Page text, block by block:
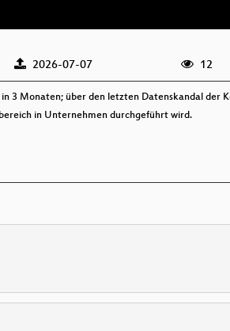
2026-07-07 12
3 Monaten; über den letzten Datenskandal der
in Unternehmen durchgeführt wird.